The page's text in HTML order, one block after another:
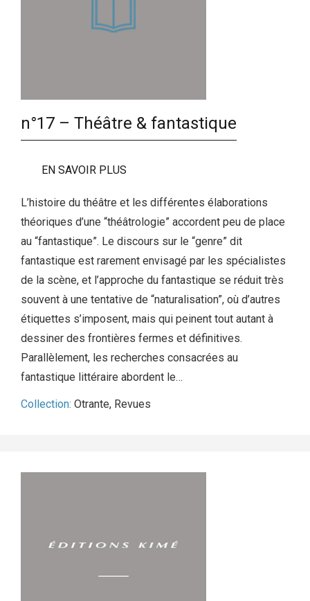
n°17 – Théâtre & fantastique
EN SAVOIR PLUS
L’histoire du théâtre et les différentes élaborations
théoriques d’une “théâtrologie” accordent peu de place
au “fantastique”. Le discours sur le “genre” dit
fantastique est rarement envisagé par les spécialistes
de la scène, et l’approche du fantastique se réduit très
souvent à une tentative de “naturalisation”, où d’autres
étiquettes s’imposent, mais qui peinent tout autant à
dessiner des frontières fermes et définitives.
Parallèlement, les recherches consacrées au
fantastique littéraire abordent le…
Collection: Otrante, Revues